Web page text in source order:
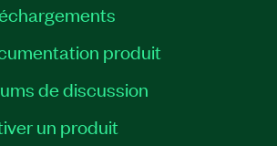
produit
de discussion
un produit